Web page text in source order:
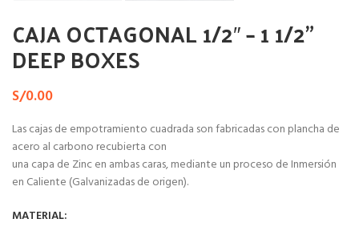
CAJA OCTAGONAL 1/2″ – 1 1/2”
DEEP BOXES
S/0.00
Las cajas de empotramiento cuadrada son fabricadas con plancha de
acero al carbono recubierta con
una capa de Zinc en ambas caras, mediante un proceso de Inmersión
en Caliente (Galvanizadas de origen).
MATERIAL: